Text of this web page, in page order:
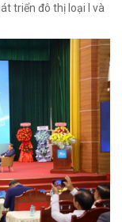
triển đô thị loại I và